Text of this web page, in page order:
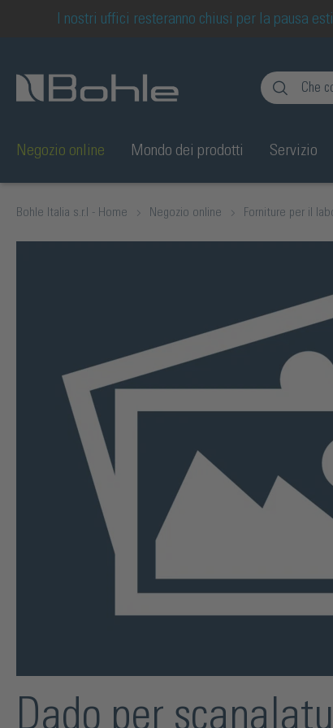
Salta alla ricerca
I nostri uffici resteranno chiusi per la pausa
Negozio online Mondo dei prodotti Servizio
Bohle Italia s.r.l - Home Negozio online Forniture per il
Dado per